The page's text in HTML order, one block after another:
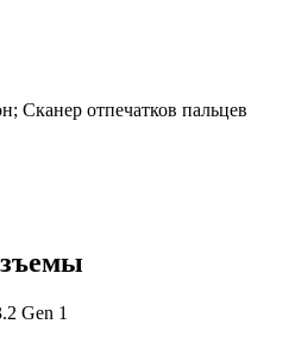
Сканер отпечатков пальцев
Gen 1